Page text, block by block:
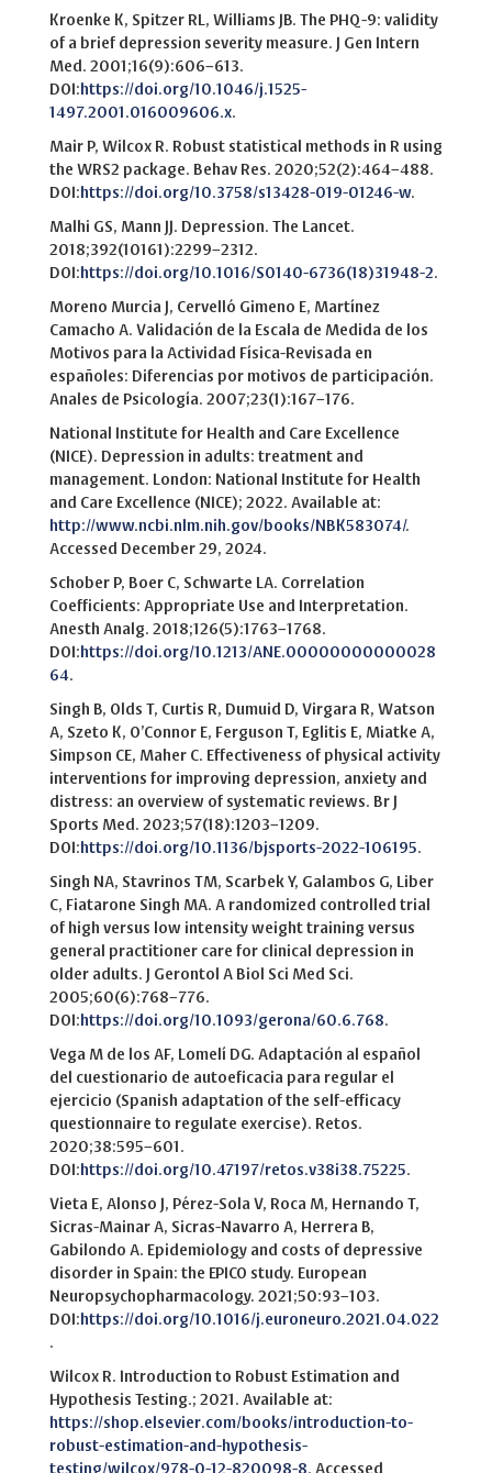
Kroenke K, Spitzer RL, Williams JB. The PHQ-9: validity
of a brief depression severity measure. J Gen Intern
Med. 2001;16(9):606–613.
DOI: https://doi.org/10.1046/j.1525-
1497.2001.016009606.x.
Mair P, Wilcox R. Robust statistical methods in R using
the WRS2 package. Behav Res. 2020;52(2):464–488.
DOI: https://doi.org/10.3758/s13428-019-01246-w.
Malhi GS, Mann JJ. Depression. The Lancet.
2018;392(10161):2299–2312.
DOI: https://doi.org/10.1016/S0140-6736(18)31948-2.
Moreno Murcia J, Cervelló Gimeno E, Martínez
Camacho A. Validación de la Escala de Medida de los
Motivos para la Actividad Física-Revisada en
españoles: Diferencias por motivos de participación.
Anales de Psicología. 2007;23(1):167–176.
National Institute for Health and Care Excellence
(NICE). Depression in adults: treatment and
management. London: National Institute for Health
and Care Excellence (NICE); 2022. Available at:
http://www.ncbi.nlm.nih.gov/books/NBK583074/.
Accessed December 29, 2024.
Schober P, Boer C, Schwarte LA. Correlation
Coefficients: Appropriate Use and Interpretation.
Anesth Analg. 2018;126(5):1763–1768.
DOI: https://doi.org/10.1213/ANE.00000000000028
64.
Singh B, Olds T, Curtis R, Dumuid D, Virgara R, Watson
A, Szeto K, O’Connor E, Ferguson T, Eglitis E, Miatke A,
Simpson CE, Maher C. Effectiveness of physical activity
interventions for improving depression, anxiety and
distress: an overview of systematic reviews. Br J
Sports Med. 2023;57(18):1203–1209.
DOI: https://doi.org/10.1136/bjsports-2022-106195.
Singh NA, Stavrinos TM, Scarbek Y, Galambos G, Liber
C, Fiatarone Singh MA. A randomized controlled trial
of high versus low intensity weight training versus
general practitioner care for clinical depression in
older adults. J Gerontol A Biol Sci Med Sci.
2005;60(6):768–776.
DOI: https://doi.org/10.1093/gerona/60.6.768.
Vega M de los AF, Lomelí DG. Adaptación al español
del cuestionario de autoeficacia para regular el
ejercicio (Spanish adaptation of the self-efficacy
questionnaire to regulate exercise). Retos.
2020;38:595–601.
DOI: https://doi.org/10.47197/retos.v38i38.75225.
Vieta E, Alonso J, Pérez-Sola V, Roca M, Hernando T,
Sicras-Mainar A, Sicras-Navarro A, Herrera B,
Gabilondo A. Epidemiology and costs of depressive
disorder in Spain: the EPICO study. European
Neuropsychopharmacology. 2021;50:93–103.
DOI: https://doi.org/10.1016/j.euroneuro.2021.04.022
.
Wilcox R. Introduction to Robust Estimation and
Hypothesis Testing.; 2021. Available at:
https://shop.elsevier.com/books/introduction-to-
robust-estimation-and-hypothesis-
testing/wilcox/978-0-12-820098-8. Accessed